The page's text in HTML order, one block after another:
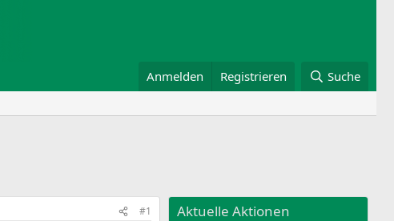
Anmelden Registrieren Suche
#1 Aktuelle Aktionen